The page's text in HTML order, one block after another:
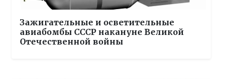
Зажигательные и осветительные
авиабомбы СССР накануне Великой
Отечественной войны